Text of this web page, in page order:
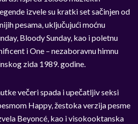
izvele su kratki set sačinjen od
pesama, uključujući moćnu
Bloody Sunday, kao i poletnu
i One – nezaboravnu himnu
zida 1989. godine.
večeri spada i upečatljiv seksi
Happy, žestoka verzija pesme
Beyoncé, kao i visokooktanska